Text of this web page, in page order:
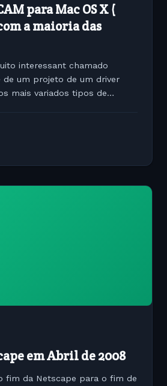
para Mac OS X (
a maioria das
interessant chamado
de um projeto de um driver
mais variados tipos de
downloads.html
em Abril de 2008
fim da Netscape para o fim de